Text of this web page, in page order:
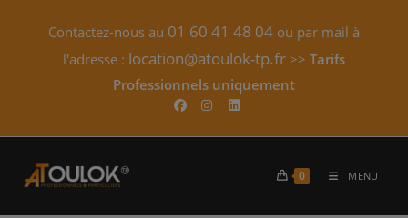
Contactez-nous au 01 60 41 48 04 ou par mail à
l'adresse : location@atoulok-tp.fr >> Tarifs
Professionnels uniquement​
0 MENU